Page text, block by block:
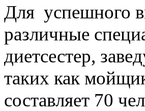
Для успешного
различные
диетсестер,
таких как
составляет 70